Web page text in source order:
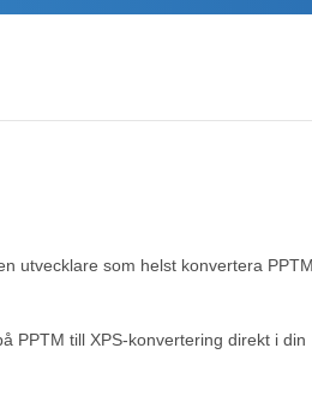
utvecklare som helst konvertera
PPTM till XPS-konvertering direkt i din